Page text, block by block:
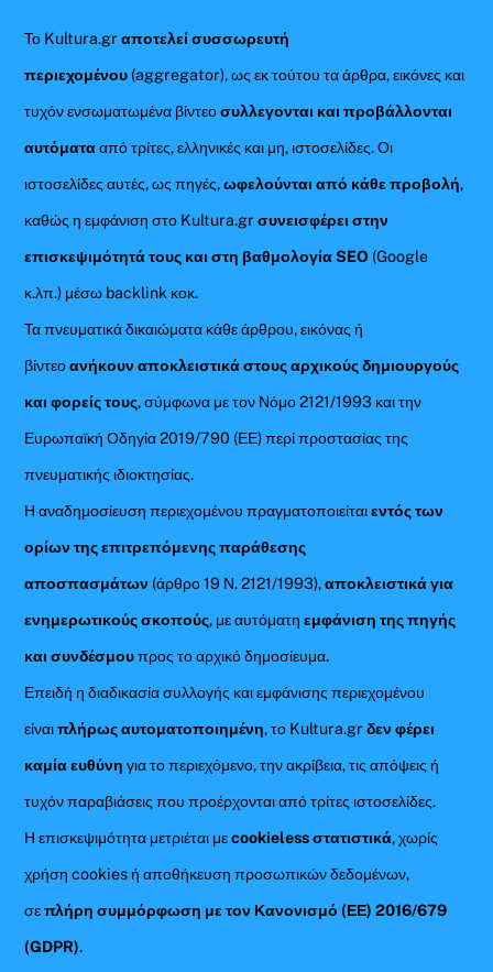
Το Kultura.grαποτελεί συσσωρευτή
περιεχομένου (aggregator), ως εκ τούτου τα άρθρα, εικόνες και
τυχόν ενσωματωμένα βίντεοσυλλεγονται και προβάλλονται
αυτόματααπό τρίτες, ελληνικές και μη, ιστοσελίδες. Οι
ιστοσελίδες αυτές, ως πηγές,ωφελούνται από κάθε προβολή,
καθώς η εμφάνιση στο Kultura.gr συνεισφέρει στην
επισκεψιμότητά τους και στη βαθμολογία SEO (Google
κ.λπ.) μέσω backlink κοκ.
Τα πνευματικά δικαιώματα κάθε άρθρου, εικόνας ή
βίντεοανήκουν αποκλειστικά στους αρχικούς δημιουργούς
και φορείς τους, σύμφωνα με τον Νόμο 2121/1993 και την
Ευρωπαϊκή Οδηγία 2019/790 (ΕΕ) περί προστασίας της
πνευματικής ιδιοκτησίας.
Η αναδημοσίευση περιεχομένου πραγματοποιείταιεντός των
ορίων της επιτρεπόμενης παράθεσης
αποσπασμάτων (άρθρο 19 Ν. 2121/1993),αποκλειστικά για
ενημερωτικούς σκοπούς, με αυτόματηεμφάνιση της πηγής
και συνδέσμουπρος το αρχικό δημοσίευμα.
Επειδή η διαδικασία συλλογής και εμφάνισης περιεχομένου
είναιπλήρως αυτοματοποιημένη, το Kultura.grδεν φέρει
καμία ευθύνη για το περιεχόμενο, την ακρίβεια, τις απόψεις ή
τυχόν παραβιάσεις που προέρχονται από τρίτες ιστοσελίδες.
Η επισκεψιμότητα μετριέται μεcookieless στατιστικά, χωρίς
χρήση cookies ή αποθήκευση προσωπικών δεδομένων,
σεπλήρη συμμόρφωση με τον Κανονισμό (ΕΕ) 2016/679
(GDPR).